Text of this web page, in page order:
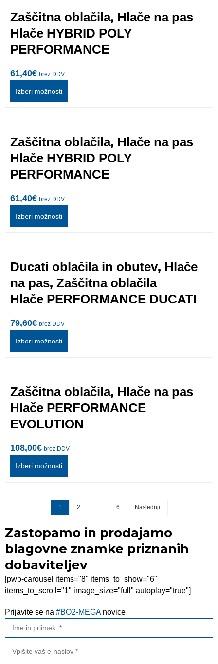
Zaščitna oblačila, Hlače na pas
Hlače HYBRID POLY
PERFORMANCE
61,40€ brez DDV
Izberi možnosti
Zaščitna oblačila, Hlače na pas
Hlače HYBRID POLY
PERFORMANCE
61,40€ brez DDV
Izberi možnosti
Ducati oblačila in obutev, Hlače
na pas, Zaščitna oblačila
Hlače PERFORMANCE DUCATI
79,60€ brez DDV
Izberi možnosti
Zaščitna oblačila, Hlače na pas
Hlače PERFORMANCE
EVOLUTION
108,00€ brez DDV
Izberi možnosti
1 2 … 6 Naslednji
Zastopamo in prodajamo
blagovne znamke priznanih
dobaviteljev
[pwb-carousel items="8" items_to_show="6"
items_to_scroll="1" image_size="full" autoplay="true"]
Prijavite se na #BO2-MEGAnovice